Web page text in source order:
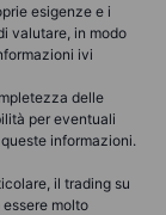
esigenze e i
valutare, in modo
ivi
delle
per eventuali
informazioni.
il trading su
molto